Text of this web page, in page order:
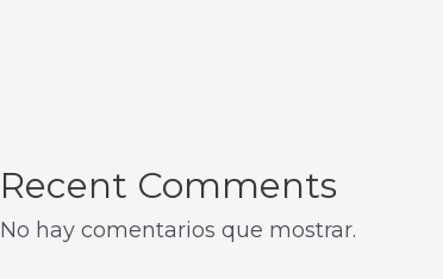
Recent Comments
No hay comentarios que mostrar.